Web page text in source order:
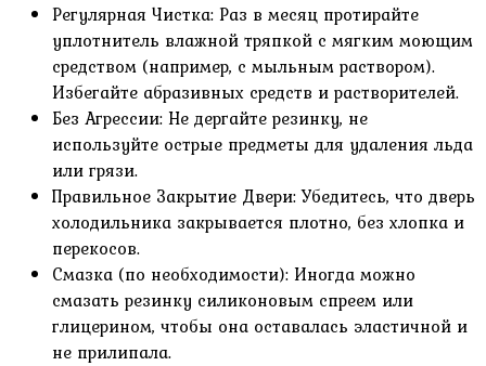
Регулярная Чистка: Раз в месяц протирайте
уплотнитель влажной тряпкой с мягким моющим
средством (например, с мыльным раствором).
Избегайте абразивных средств и растворителей.
Без Агрессии: Не дергайте резинку, не
используйте острые предметы для удаления льда
или грязи.
Правильное Закрытие Двери: Убедитесь, что дверь
холодильника закрывается плотно, без хлопка и
перекосов.
Смазка (по необходимости): Иногда можно
смазать резинку силиконовым спреем или
глицерином, чтобы она оставалась эластичной и
не прилипала.